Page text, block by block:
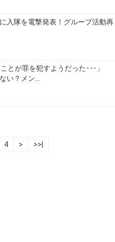
入隊を電撃発表！グループ活動再
とが罪を犯すようだった･･･」
い？メン…
4 > >>|